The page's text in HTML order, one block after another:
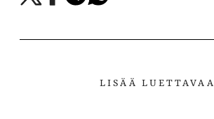
X-
Facebookissa
Telegramissa
WhatsAppissa
LISÄÄ LUETTAVAA